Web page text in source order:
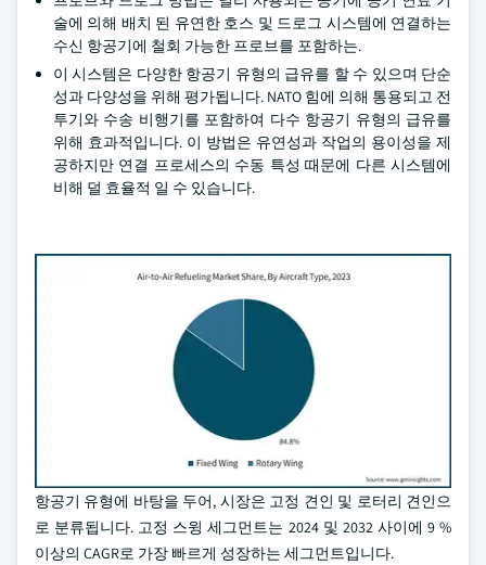
술에 의해 배치 된 유연한 호스 및 드로그 시스템에 연결하는
수신 항공기에 철회 가능한 프로브를 포함하는.
이 시스템은 다양한 항공기 유형의 급유를 할 수 있으며 단순
성과 다양성을 위해 평가됩니다. NATO 힘에 의해 통용되고 전
투기와 수송 비행기를 포함하여 다수 항공기 유형의 급유를
위해 효과적입니다. 이 방법은 유연성과 작업의 용이성을 제
공하지만 연결 프로세스의 수동 특성 때문에 다른 시스템에
비해 덜 효율적 일 수 있습니다.
항공기 유형에 바탕을 두어, 시장은 고정 견인 및 로터리 견인으
로 분류됩니다. 고정 스윙 세그먼트는 2024 및 2032 사이에 9 %
이상의 CAGR로 가장 빠르게 성장하는 세그먼트입니다.